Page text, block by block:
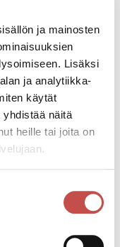
ja mainosten
Lisäksi
ja analytiikka-
käytät
näitä
heille tai joita on
ja Kevin J.
”Dyynistä” tutut
Fraser,
Vermette;
visuaalisten
West.